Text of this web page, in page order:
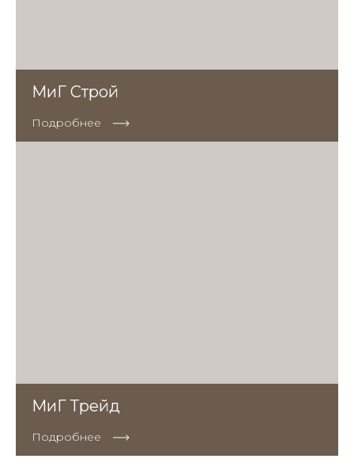
МиГ Строй
Подробнее
МиГ Трейд
Подробнее